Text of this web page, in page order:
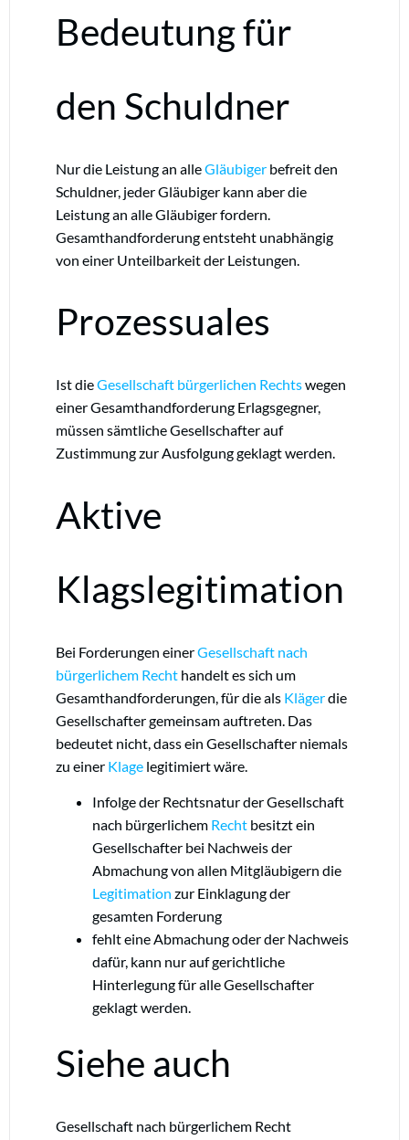
Bedeutung für
den Schuldner
Nur die Leistung an alleGläubiger befreit den
Schuldner, jeder Gläubiger kann aber die
Leistung an alle Gläubiger fordern.
Gesamthandforderung entsteht unabhängig
von einer Unteilbarkeit der Leistungen.
Prozessuales
Ist dieGesellschaft bürgerlichen Rechtswegen
einer Gesamthandforderung Erlagsgegner,
müssen sämtliche Gesellschafter auf
Zustimmung zur Ausfolgung geklagt werden.
Aktive
Klagslegitimation
Bei Forderungen einerGesellschaft nach
bürgerlichem Recht handelt es sich um
Gesamthandforderungen, für die als Klägerdie
Gesellschafter gemeinsam auftreten. Das
bedeutet nicht, dass ein Gesellschafter niemals
zu einer Klage legitimiert wäre.
Infolge der Rechtsnatur der Gesellschaft
nach bürgerlichem Recht besitzt ein
Gesellschafter bei Nachweis der
Abmachung von allen Mitgläubigern die
Legitimation zur Einklagung der
gesamten Forderung
fehlt eine Abmachung oder der Nachweis
dafür, kann nur auf gerichtliche
Hinterlegung für alle Gesellschafter
geklagt werden.
Siehe auch
Gesellschaft nach bürgerlichem Recht